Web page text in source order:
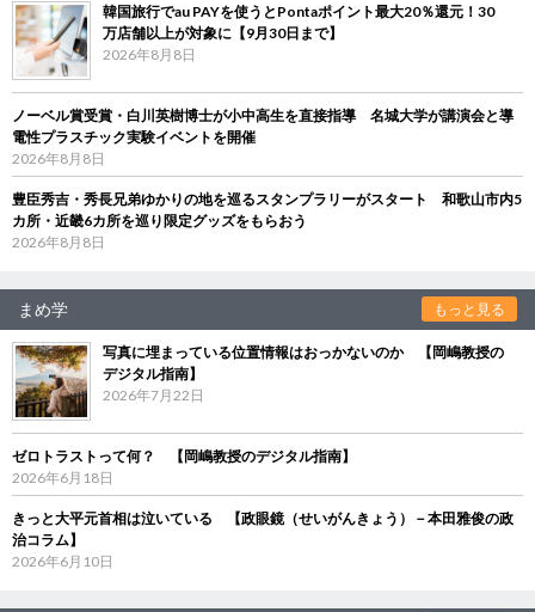
韓国旅行でau PAYを使うとPontaポイント最大20％還元！30
万店舗以上が対象に【9月30日まで】
2026年8月8日
ノーベル賞受賞・白川英樹博士が小中高生を直接指導 名城大学が講演会と導
電性プラスチック実験イベントを開催
2026年8月8日
豊臣秀吉・秀長兄弟ゆかりの地を巡るスタンプラリーがスタート 和歌山市内5
カ所・近畿6カ所を巡り限定グッズをもらおう
2026年8月8日
まめ学 もっと見る
写真に埋まっている位置情報はおっかないのか 【岡嶋教授の
デジタル指南】
2026年7月22日
ゼロトラストって何？ 【岡嶋教授のデジタル指南】
2026年6月18日
きっと大平元首相は泣いている 【政眼鏡（せいがんきょう）－本田雅俊の政
治コラム】
2026年6月10日